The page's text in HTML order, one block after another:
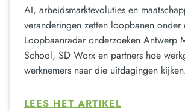
AI, arbeidsmarktevoluties en
veranderingen zetten loopbanen
Loopbaanradar onderzoeken Antwerp
School, SD Worx en partners hoe
werknemers naar die uitdagingen
LEES HET ARTIKEL